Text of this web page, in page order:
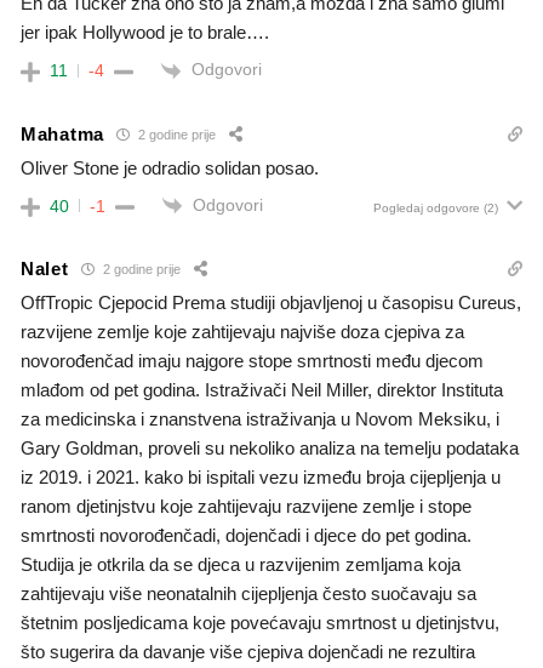
jer ipak Hollywood je to brale….
11 -4 Odgovori
Mahatma 2 godine prije
Oliver Stone je odradio solidan posao.
40 -1 Odgovori Pogledaj odgovore (2)
Nalet 2 godine prije
OffTropic Cjepocid Prema studiji objavljenoj u časopisu Cureus,
razvijene zemlje koje zahtijevaju najviše doza cjepiva za
novorođenčad imaju najgore stope smrtnosti među djecom
mlađom od pet godina. Istraživači Neil Miller, direktor Instituta
za medicinska i znanstvena istraživanja u Novom Meksiku, i
Gary Goldman, proveli su nekoliko analiza na temelju podataka
iz 2019. i 2021. kako bi ispitali vezu između broja cijepljenja u
ranom djetinjstvu koje zahtijevaju razvijene zemlje i stope
smrtnosti novorođenčadi, dojenčadi i djece do pet godina.
Studija je otkrila da se djeca u razvijenim zemljama koja
zahtijevaju više neonatalnih cijepljenja često suočavaju sa
štetnim posljedicama koje povećavaju smrtnost u djetinjstvu,
što sugerira da davanje više cjepiva dojenčadi ne rezultira